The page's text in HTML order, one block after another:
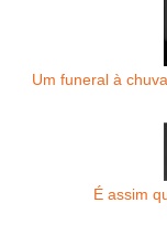
Um funeral à
É assim